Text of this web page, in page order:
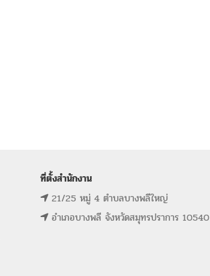
ที่ตั้งสำนักงาน
21/25 หมู่ 4 ตำบลบางพลีใหญ่
อำเภอบางพลี จังหวัดสมุทรปราการ 10540